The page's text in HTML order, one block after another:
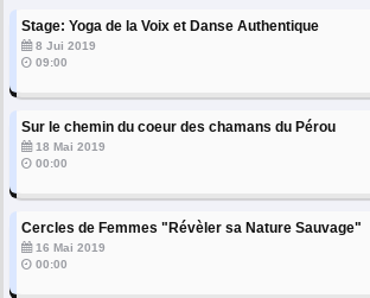
Stage: Yoga de la Voix et Danse Authentique
8 Jui 2019
09:00
Sur le chemin du coeur des chamans du Pérou
18 Mai 2019
00:00
Cercles de Femmes "Révèler sa Nature Sauvage"
16 Mai 2019
00:00